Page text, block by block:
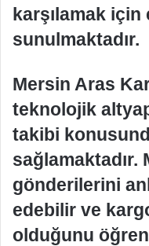
karşılamak için
sunulmaktadır.
Mersin Aras
teknolojik
takibi
sağlamaktadır.
gönderilerini
edebilir ve
olduğunu